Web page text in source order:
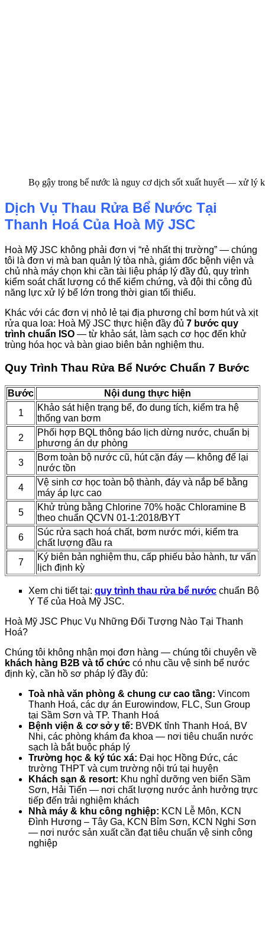
Bọ gậy trong bể nước là nguy cơ dịch sốt xuất huyết — xử lý
Dịch Vụ Thau Rửa Bể Nước Tại
Thanh Hoá Của Hoà Mỹ JSC
Hoà Mỹ JSC không phải đơn vị “rẻ nhất thị trường” — chúng
tôi là đơn vị mà ban quản lý tòa nhà, giám đốc bệnh viện và
chủ nhà máy chọn khi cần tài liệu pháp lý đầy đủ, quy trình
kiểm soát chất lượng có thể kiểm chứng, và đội thi công đủ
năng lực xử lý bể lớn trong thời gian tối thiểu.
Khác với các đơn vị nhỏ lẻ tại địa phương chỉ bơm hút và xịt
rửa qua loa: Hoà Mỹ JSC thực hiện đầy đủ 7 bước quy
trình chuẩn ISO — từ khảo sát, làm sạch cơ học đến khử
trùng hóa học và bàn giao biên bản nghiệm thu.
Quy Trình Thau Rửa Bể Nước Chuẩn 7 Bước
Bước
Nội dung thực hiện
1
Khảo sát hiện trạng bể, đo dung tích, kiểm tra hệ
thống van bơm
2
Phối hợp BQL thông báo lịch dừng nước, chuẩn bị
phương án dự phòng
3
Bơm toàn bộ nước cũ, hút cặn đáy — không để lại
nước tồn
4
Vệ sinh cơ học toàn bộ thành, đáy và nắp bể bằng
máy áp lực cao
5
Khử trùng bằng Chlorine 70% hoặc Chloramine B
theo chuẩn QCVN 01-1:2018/BYT
6
Súc rửa sạch hoá chất, bơm nước mới, kiểm tra
chất lượng đầu ra
7
Ký biên bản nghiệm thu, cấp phiếu bảo hành, tư vấn
lịch định kỳ
Xem chi tiết tại: quy trình thau rửa bể nước chuẩn Bộ
Y Tế của Hoà Mỹ JSC.
Hoà Mỹ JSC Phục Vụ Những Đối Tượng Nào Tại Thanh
Hoá?
Chúng tôi không nhận mọi đơn hàng — chúng tôi chuyên về
khách hàng B2B và tổ chức có nhu cầu vệ sinh bể nước
định kỳ, cần hồ sơ pháp lý đầy đủ:
Toà nhà văn phòng & chung cư cao tầng: Vincom
Thanh Hoá, các dự án Eurowindow, FLC, Sun Group
tại Sầm Sơn và TP. Thanh Hoá
Bệnh viện & cơ sở y tế: BVĐK tỉnh Thanh Hoá, BV
Nhi, các phòng khám đa khoa — nơi tiêu chuẩn nước
sạch là bắt buộc pháp lý
Trường học & ký túc xá: Đại học Hồng Đức, các
trường THPT và cụm trường nội trú tại huyện
Khách sạn & resort: Khu nghỉ dưỡng ven biển Sầm
Sơn, Hải Tiến — nơi chất lượng nước ảnh hưởng trực
tiếp đến trải nghiệm khách
Nhà máy & khu công nghiệp: KCN Lễ Môn, KCN
Đình Hương – Tây Ga, KCN Bỉm Sơn, KCN Nghi Sơn
— nơi nước sản xuất cần đạt tiêu chuẩn vệ sinh công
nghiệp